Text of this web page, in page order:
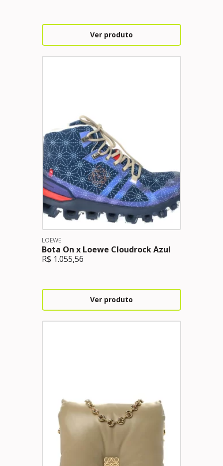
Ver produto
LOEWE
Bota On x Loewe Cloudrock Azul
R$ 1.055,56
Ver produto